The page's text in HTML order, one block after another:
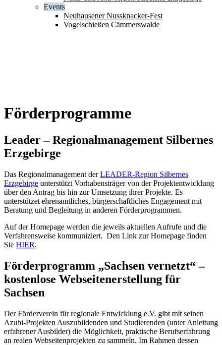
Events
Neuhausener Nussknacker-Fest
Vogelschießen Cämmerswalde
Förderprogramme
Leader – Regionalmanagement Silbernes
Erzgebirge
Das Regionalmanagement derLEADER-Region Silbernes
Erzgebirge unterstützt Vorhabensträger von der Projektentwicklung
über den Antrag bis hin zur Umsetzung ihrer Projekte. Es
unterstützet ehrenamtliches, bürgerschaftliches Engagement mit
Beratung und Begleitung in anderen Förderprogrammen.
Auf der Homepage werden die jeweils aktuellen Aufrufe und die
Verfahrensweise kommuniziert. Den Link zur Homepage finden
Sie HIER.
Förderprogramm „Sachsen vernetzt“ –
kostenlose Webseitenerstellung für
Sachsen
Der Förderverein für regionale Entwicklung e.V. gibt mit seinen
Azubi-Projekten Auszubildenden und Studierenden (unter Anleitung
erfahrener Ausbilder) die Möglichkeit, praktische Berufserfahrung
an realen Webseitenprojekten zu sammeln. Im Rahmen dessen